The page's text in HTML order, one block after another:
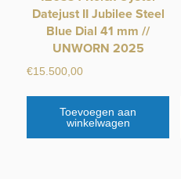
Datejust II Jubilee Steel
Blue Dial 41 mm //
UNWORN 2025
€15.500,00
Toevoegen aan
winkelwagen